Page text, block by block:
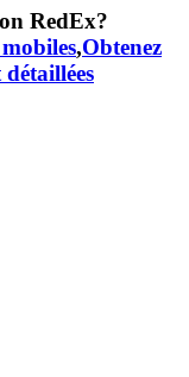
RedEx?
,Obtenez